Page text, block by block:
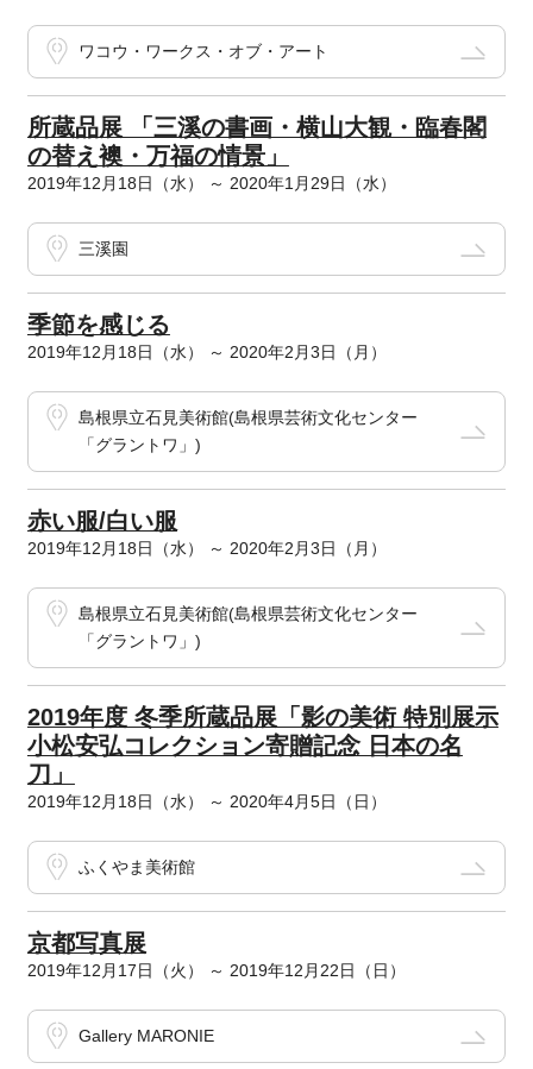
ワコウ・ワークス・オブ・アート
所蔵品展 「三溪の書画・横山大観・臨春閣
の替え襖・万福の情景」
2019年12月18日（水） ～ 2020年1月29日（水）
三溪園
季節を感じる
2019年12月18日（水） ～ 2020年2月3日（月）
島根県立石見美術館(島根県芸術文化センター
「グラントワ」)
赤い服/白い服
2019年12月18日（水） ～ 2020年2月3日（月）
島根県立石見美術館(島根県芸術文化センター
「グラントワ」)
2019年度 冬季所蔵品展「影の美術 特別展示
小松安弘コレクション寄贈記念 日本の名
刀」
2019年12月18日（水） ～ 2020年4月5日（日）
ふくやま美術館
京都写真展
2019年12月17日（火） ～ 2019年12月22日（日）
Gallery MARONIE